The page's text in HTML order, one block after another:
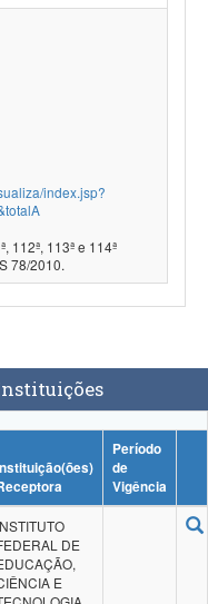
index.jsp?
112ª, 113ª e 114ª
78/2010.
Período
de
Vigência
DE
E